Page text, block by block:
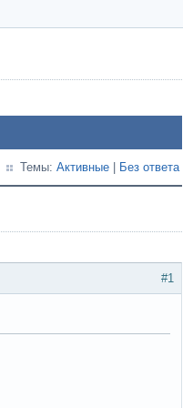
Темы: Активные Без ответа
#1